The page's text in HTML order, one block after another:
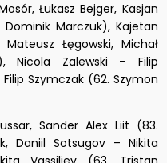
Łukasz Bejger, Kasjan
Dominik Marczuk), Kajetan
Łęgowski, Michał
Nicola Zalewski – Filip
Szymczak (62. Szymon
Sander Alex Liit (83.
Daniil Sotsugov – Nikita